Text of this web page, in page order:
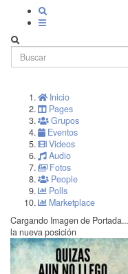
Inicio
Pages
Grupos
Eventos
Videos
Audio
Fotos
People
Polls
Marketplace
Cargando Imagen de Portada...
la nueva posición